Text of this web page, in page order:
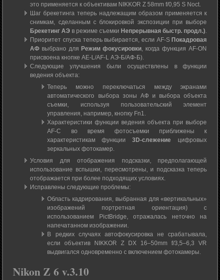
это применяется к объективам NIKKOR Z 58mm f/0,95 S Noct.
Шаг брекетинга теперь надлежащим образом применяется к
снимкам, сделанным с блокировкой экспозиции при выборе
Брекетинг АЭ в режиме съемки Непрерывная быстр. продл.).
Приоритет спуска теперь выбирается, если AF-S Покадровая
АФ выбрано для Режим фокусировки, когда функция AF-ON
присвоена кнопке AE-L/AF-L АЭ-Б/АФ-Б).
Следующие улучшения были осуществлены в функции
ведения объекта:
Теперь можно переключаться между экранами
автоматического выбора зоны АФ и выбора объекта
съемки, используя пользовательский элемент
управления, например, кнопку Fn1.
Характеристики функции ведения объекта при выборе
AF-C во время фотосъемки приближены к
характеристикам функции3D-слежение цифровых
зеркальных фотокамер.
Условия для отображения подсказки, предполагающей
использование вспышки, пересмотрены, и подсказка теперь
отображается при более подходящих условиях.
Исправлены следующие проблемы:
Область кадрирования, выбранная для «вертикальных»
изображений портретная ориентация) с
использованием PictBridge, отражалась неточно на
напечатанном изображении.
В редких случаях автофокусировка не срабатывала,
если объектив NIKKOR Z DX 16–50mm f/3,5–6,3 VR
выдвигался одновременно с включением фотокамеры.
Nikon Z 6 v.3.10